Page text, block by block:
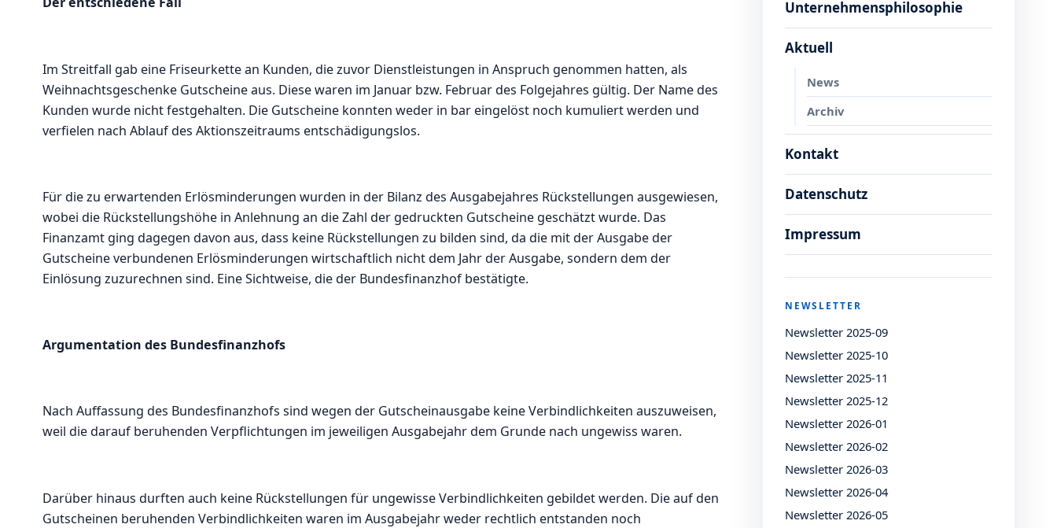
Im Streitfall gab eine Friseurkette an Kunden, die zuvor Dienstleistungen in Anspruch genommen hatten, als
Weihnachtsgeschenke Gutscheine aus. Diese waren im Januar bzw. Februar des Folgejahres gültig. Der Name des
Kunden wurde nicht festgehalten. Die Gutscheine konnten weder in bar eingelöst noch kumuliert werden und
verfielen nach Ablauf des Aktionszeitraums entschädigungslos.
Für die zu erwartenden Erlösminderungen wurden in der Bilanz des Ausgabejahres Rückstellungen ausgewiesen,
wobei die Rückstellungshöhe in Anlehnung an die Zahl der gedruckten Gutscheine geschätzt wurde. Das
Finanzamt ging dagegen davon aus, dass keine Rückstellungen zu bilden sind, da die mit der Ausgabe der
Gutscheine verbundenen Erlösminderungen wirtschaftlich nicht dem Jahr der Ausgabe, sondern dem der
Einlösung zuzurechnen sind. Eine Sichtweise, die der Bundesfinanzhof bestätigte.
Argumentation des Bundesfinanzhofs
Nach Auffassung des Bundesfinanzhofs sind wegen der Gutscheinausgabe keine Verbindlichkeiten auszuweisen,
weil die darauf beruhenden Verpflichtungen im jeweiligen Ausgabejahr dem Grunde nach ungewiss waren.
Darüber hinaus durften auch keine Rückstellungen für ungewisse Verbindlichkeiten gebildet werden. Die auf den
Gutscheinen beruhenden Verbindlichkeiten waren im Ausgabejahr weder rechtlich entstanden noch
Unternehmensphilosophie
Aktuell
News
Archiv
Kontakt
Datenschutz
Impressum
NEWSLETTER
Newsletter 2025-09
Newsletter 2025-10
Newsletter 2025-11
Newsletter 2025-12
Newsletter 2026-01
Newsletter 2026-02
Newsletter 2026-03
Newsletter 2026-04
Newsletter 2026-05